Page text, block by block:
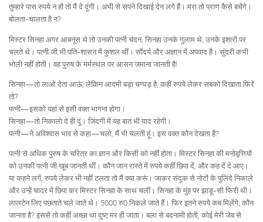
तुम्हारे पास रुपये न हों तो मैं दे दूंगी। अभी से सपने दिखाई देन लगे हैं। मरा तो प्राण कैसे बचेंगे।
बोलता-चालता है न?
मिस्टर सिनहा अगर आबनूस थे तो उनकी पत्नी चंदन; सिनहा उनके गुलाम थे, उनके इशारों पर
चलते थे। पत्नी जी भी पति-शासन में कुशल थीं। सौंदर्य और अज्ञान में अपवाद है। सुंदरी कभी
भोली नहीं होती। वह पुरुष के मर्मस्थल पर आसन जमाना जानती है!
सिनहा—तो लाओ देता आऊं; लेकिन आदमी बड़ा चग्घड़ है, कहीं रुपये लेकर सबको दिखाता फिरे
तो?
पत्नी—इसको यहां से इसी वक्त भागना होगा।
सिनहा—तो निकालो दे ही दूं। जिंदगी में यह बात भी याद रहेगी।
पत्नी—ने अविश्वास भाव से कहा—चलो, मैं भी चलती हूं। इस वक्त कौन देखता है?
पत्नी से अधिक पुरुष के चरित्र का ज्ञान और किसी को नहीं होता। मिस्टर सिनहा की मनोवृत्तियों
को उनकी पत्नी जी खूब जानती थीं। कौन जान रास्ते में रुपये कहीं छिपा दें, और कह दें दे आए।
या कहने लगें, रुपये लेकर भी नहीं टलता तो मैं क्या करूं। जाकर संदूक से नोटों के पुलिंदे निकाले
और उन्हें चादर में छिपा कर मिस्टर सिनहा के साथ चलीं। सिनहा के मुंह पर झाडू-सी फिरी थी।
लालटेन लिए पछताते चले जाते थे। 5000 रु0 निकले जाते हैं। फिर इतने रुपये कब मिलेंगे; कौन
जानता है? इससे तो कहीं अच्छा था दुष्ट मर ही जाता। बला से बदनामी होती, कोई मेरी जेब से